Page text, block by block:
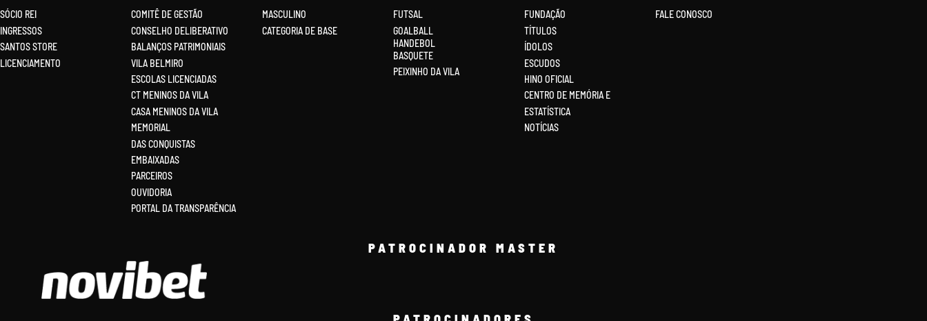
SÓCIO REI
INGRESSOS
SANTOS STORE
LICENCIAMENTO
COMITÊ DE GESTÃO
CONSELHO DELIBERATIVO
BALANÇOS PATRIMONIAIS
VILA BELMIRO
ESCOLAS LICENCIADAS
CT MENINOS DA VILA
CASA MENINOS DA VILA
MEMORIAL
DAS CONQUISTAS
EMBAIXADAS
PARCEIROS
OUVIDORIA
PORTAL DA TRANSPARÊNCIA
MASCULINO
CATEGORIA DE BASE
FUTSAL
GOALBALL
HANDEBOL
BASQUETE
PEIXINHO DA VILA
FUNDAÇÃO
TÍTULOS
ÍDOLOS
ESCUDOS
HINO OFICIAL
CENTRO DE MEMÓRIA E
ESTATÍSTICA
NOTÍCIAS
FALE CONOSCO
PATROCINADOR MASTER